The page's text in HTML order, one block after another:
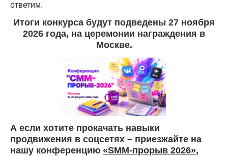
ответим.
Итоги конкурса будут подведены 27 ноября
2026 года, на церемонии награждения в
Москве.
А если хотите прокачать навыки
продвижения в соцсетях – приезжайте на
нашу конференцию «SMM-прорыв 2026»,